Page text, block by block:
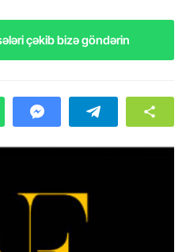
çəkib bizə göndərin